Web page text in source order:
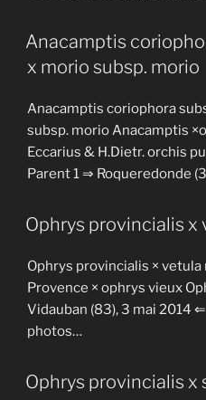
Anacamptis
x morio subsp. morio
Anacamptis coriophora
subsp. morio Anacamptis
Eccarius & H.Dietr. orchis
Parent 1 ⇒ Roqueredonde
Ophrys provincialis x
Ophrys provincialis ×
Provence × ophrys vieux
Vidauban (83), 3 mai 2014
photos…
Ophrys provincialis x